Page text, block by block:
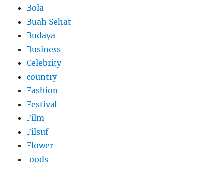
Bola
Buah Sehat
Budaya
Business
Celebrity
country
Fashion
Festival
Film
Filsuf
Flower
foods